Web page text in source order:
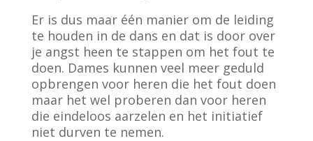
Er is dus maar één manier om de leiding
te houden in de dans en dat is door over
je angst heen te stappen om het fout te
doen. Dames kunnen veel meer geduld
opbrengen voor heren die het fout doen
maar het wel proberen dan voor heren
die eindeloos aarzelen en het initiatief
niet durven te nemen.